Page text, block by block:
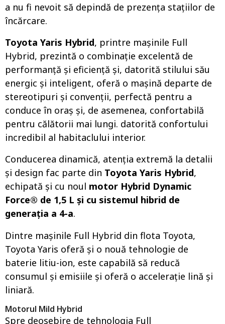
a nu fi nevoit să depindă de prezența stațiilor de
încărcare.
Toyota Yaris Hybrid, printre mașinile Full
Hybrid, prezintă o combinație excelentă de
performanță și eficiență și, datorită stilului său
energic și inteligent, oferă o mașină departe de
stereotipuri și convenții, perfectă pentru a
conduce în oraș și, de asemenea, confortabilă
pentru călătorii mai lungi. datorită confortului
incredibil al habitaclului interior.
Conducerea dinamică, atenția extremă la detalii
și design fac parte din Toyota Yaris Hybrid,
echipată și cu noul motor Hybrid Dynamic
Force® de 1,5 L și cu sistemul hibrid de
generația a 4-a.
Dintre mașinile Full Hybrid din flota Toyota,
Toyota Yaris oferă și o nouă tehnologie de
baterie litiu-ion, este capabilă să reducă
consumul și emisiile și oferă o accelerație lină și
liniară.
Motorul Mild Hybrid
Spre deosebire de tehnologia Full